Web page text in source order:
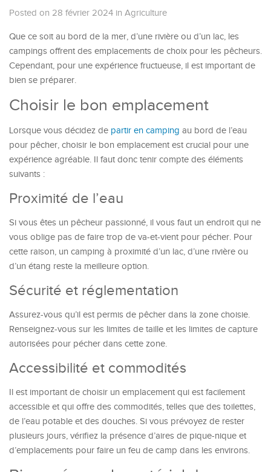
Posted on 28 février 2024 in Agriculture
Que ce soit au bord de la mer, d’une rivière ou d’un lac, les
campings offrent des emplacements de choix pour les pêcheurs.
Cependant, pour une expérience fructueuse, il est important de
bien se préparer.
Choisir le bon emplacement
Lorsque vous décidez de partir en camping au bord de l’eau
pour pêcher, choisir le bon emplacement est crucial pour une
expérience agréable. Il faut donc tenir compte des éléments
suivants :
Proximité de l’eau
Si vous êtes un pêcheur passionné, il vous faut un endroit qui ne
vous oblige pas de faire trop de va-et-vient pour pécher. Pour
cette raison, un camping à proximité d’un lac, d’une rivière ou
d’un étang reste la meilleure option.
Sécurité et réglementation
Assurez-vous qu’il est permis de pêcher dans la zone choisie.
Renseignez-vous sur les limites de taille et les limites de capture
autorisées pour pécher dans cette zone.
Accessibilité et commodités
Il est important de choisir un emplacement qui est facilement
accessible et qui offre des commodités, telles que des toilettes,
de l’eau potable et des douches. Si vous prévoyez de rester
plusieurs jours, vérifiez la présence d’aires de pique-nique et
d’emplacements pour faire un feu de camp dans les environs.